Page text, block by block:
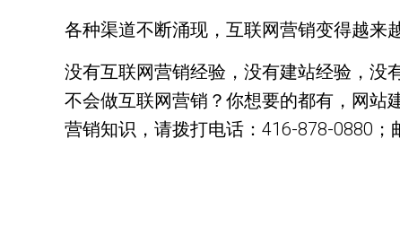
各种渠道不断涌现，互联网营销变得越来
没有互联网营销经验，没有建站经验，没
不会做互联网营销？你想要的都有，网站
营销知识，请拨打电话：416-878-0880；